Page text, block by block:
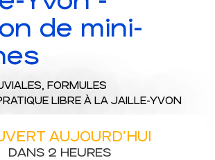
de mini-
FORMULES
LIBRE À LA JAILLE-YVON
AUJOURD'HUI
DANS 2 HEURES